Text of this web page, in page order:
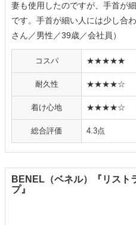
妻も使用したのですが、手首が
です。手首が細い人には少し合
さん／男性／39歳／会社員）
コスパ ★★★★★
耐久性 ★★★★☆
着け心地 ★★★★☆
総合評価 4.3点
BENEL（ベネル）『リスト
プ』